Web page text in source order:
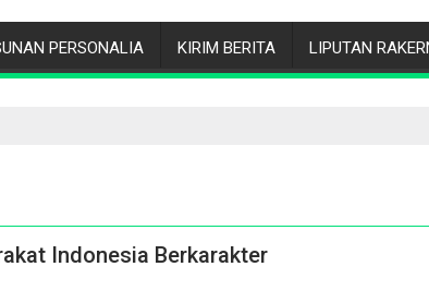
PERSONALIA KIRIM BERITA LIPUTAN
Indonesia Berkarakter